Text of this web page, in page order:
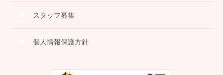
スタッフ募集
個人情報保護方針